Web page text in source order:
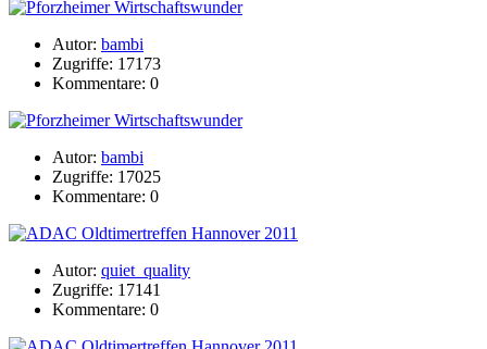
Autor: bambi
Zugriffe: 17173
Kommentare: 0
Autor: bambi
Zugriffe: 17025
Kommentare: 0
Autor: quiet_quality
Zugriffe: 17141
Kommentare: 0